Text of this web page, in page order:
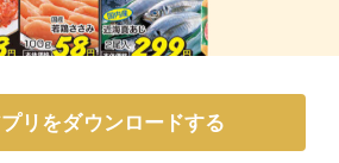
リをダウンロードする